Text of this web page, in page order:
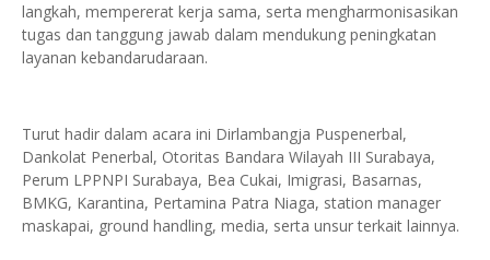
langkah, mempererat kerja sama, serta mengharmonisasikan
tugas dan tanggung jawab dalam mendukung peningkatan
layanan kebandarudaraan.
‎Turut hadir dalam acara ini Dirlambangja Puspenerbal,
Dankolat Penerbal, Otoritas Bandara Wilayah III Surabaya,
Perum LPPNPI Surabaya, Bea Cukai, Imigrasi, Basarnas,
BMKG, Karantina, Pertamina Patra Niaga, station manager
maskapai, ground handling, media, serta unsur terkait lainnya.